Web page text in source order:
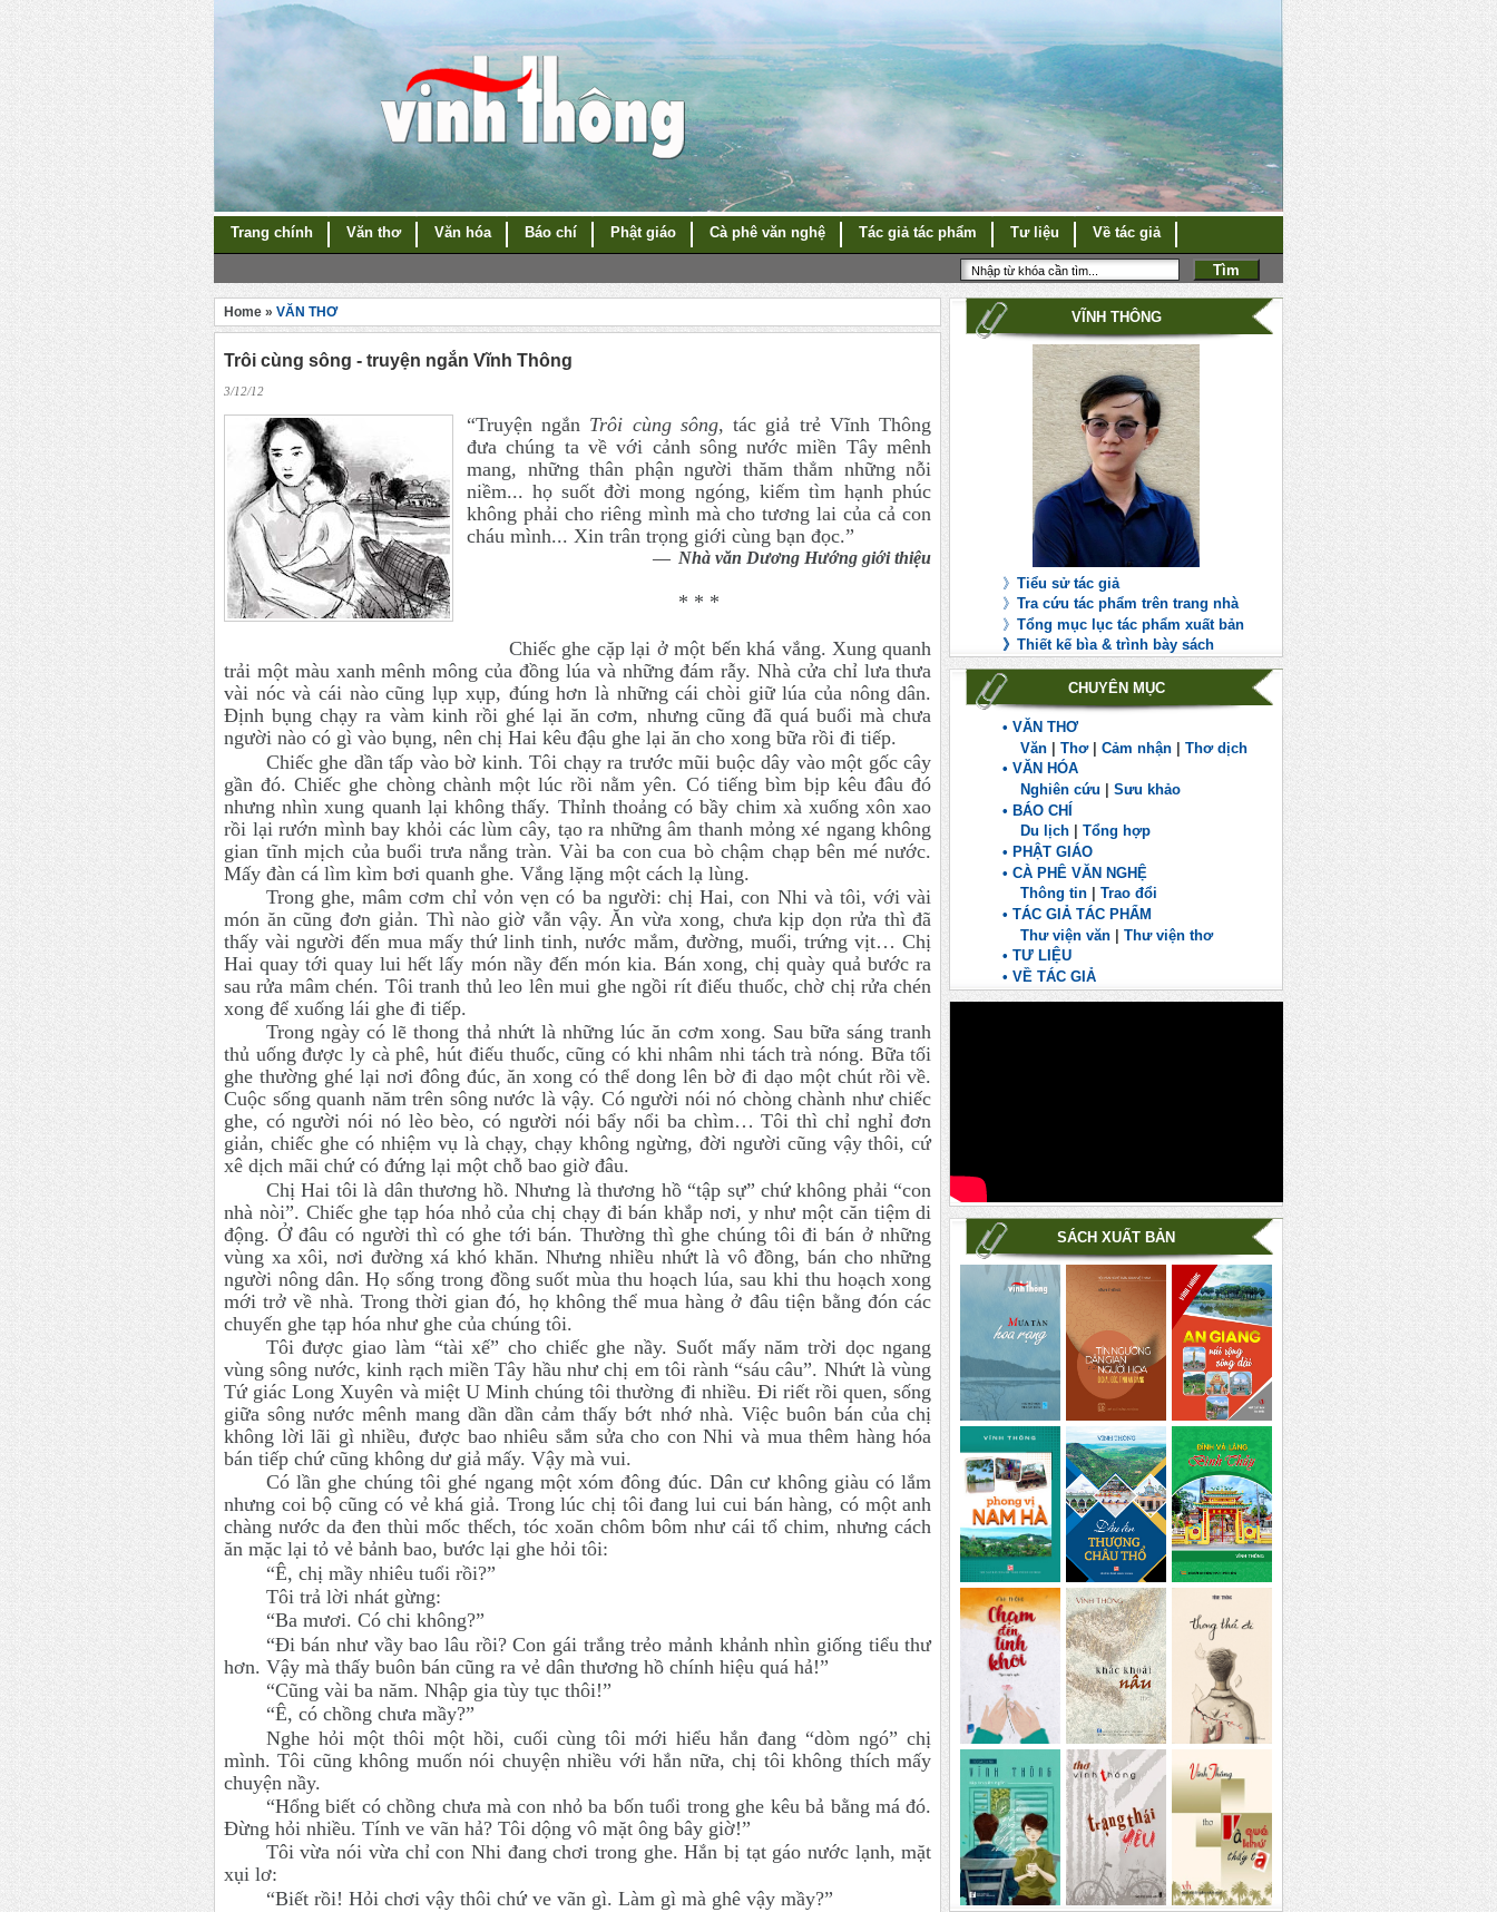
Trang chính Văn thơ Văn hóa Báo chí Phật giáo Cà phê văn nghệ Tác giả tác phẩm Tư liệu Về tác giả
VĨNH THÔNG
》Tiểu sử tác giả
》Tra cứu tác phẩm trên trang nhà
》Tổng mục lục tác phẩm xuất bản
》Thiết kế bìa & trình bày sách
CHUYÊN MỤC
• VĂN THƠ
Văn |Thơ|Cảm nhận |Thơ dịch
• VĂN HÓA
Nghiên cứu |Sưu khảo
• BÁO CHÍ
Du lịch |Tổng hợp
• PHẬT GIÁO
• CÀ PHÊ VĂN NGHỆ
Thông tin |Trao đổi
• TÁC GIẢ TÁC PHẨM
Thư viện văn |Thư viện thơ
• TƯ LIỆU
• VỀ TÁC GIẢ
SÁCH XUẤT BẢN
Home » VĂN THƠ
Trôi cùng sông - truyện ngắn Vĩnh Thông
3/12/12
“Truyện ngắn Trôi cùng sông, tác giả trẻ Vĩnh Thông
đưa chúng ta về với cảnh sông nước miền Tây mênh
mang, những thân phận người thăm thẳm những nỗi
niềm... họ suốt đời mong ngóng, kiếm tìm hạnh phúc
không phải cho riêng mình mà cho tương lai của cả con
cháu mình... Xin trân trọng giới cùng bạn đọc.”
— Nhà văn Dương Hướng giới thiệu
* * *
Chiếc ghe cặp lại ở một bến khá vắng. Xung quanh
trải một màu xanh mênh mông của đồng lúa và những đám rẫy. Nhà cửa chỉ lưa thưa
vài nóc và cái nào cũng lụp xụp, đúng hơn là những cái chòi giữ lúa của nông dân.
Định bụng chạy ra vàm kinh rồi ghé lại ăn cơm, nhưng cũng đã quá buổi mà chưa
người nào có gì vào bụng, nên chị Hai kêu đậu ghe lại ăn cho xong bữa rồi đi tiếp.
Chiếc ghe dần tấp vào bờ kinh. Tôi chạy ra trước mũi buộc dây vào một gốc cây
gần đó. Chiếc ghe chòng chành một lúc rồi nằm yên. Có tiếng bìm bịp kêu đâu đó
nhưng nhìn xung quanh lại không thấy. Thỉnh thoảng có bầy chim xà xuống xôn xao
rồi lại rướn mình bay khỏi các lùm cây, tạo ra những âm thanh mỏng xé ngang không
gian tĩnh mịch của buổi trưa nắng tràn. Vài ba con cua bò chậm chạp bên mé nước.
Mấy đàn cá lìm kìm bơi quanh ghe. Vắng lặng một cách lạ lùng.
Trong ghe, mâm cơm chỉ vỏn vẹn có ba người: chị Hai, con Nhi và tôi, với vài
món ăn cũng đơn giản. Thì nào giờ vẫn vậy. Ăn vừa xong, chưa kịp dọn rửa thì đã
thấy vài người đến mua mấy thứ linh tinh, nước mắm, đường, muối, trứng vịt… Chị
Hai quay tới quay lui hết lấy món nầy đến món kia. Bán xong, chị quày quả bước ra
sau rửa mâm chén. Tôi tranh thủ leo lên mui ghe ngồi rít điếu thuốc, chờ chị rửa chén
xong để xuống lái ghe đi tiếp.
Trong ngày có lẽ thong thả nhứt là những lúc ăn cơm xong. Sau bữa sáng tranh
thủ uống được ly cà phê, hút điếu thuốc, cũng có khi nhâm nhi tách trà nóng. Bữa tối
ghe thường ghé lại nơi đông đúc, ăn xong có thể dong lên bờ đi dạo một chút rồi về.
Cuộc sống quanh năm trên sông nước là vậy. Có người nói nó chòng chành như chiếc
ghe, có người nói nó lèo bèo, có người nói bẩy nổi ba chìm… Tôi thì chỉ nghỉ đơn
giản, chiếc ghe có nhiệm vụ là chạy, chạy không ngừng, đời người cũng vậy thôi, cứ
xê dịch mãi chứ có đứng lại một chỗ bao giờ đâu.
Chị Hai tôi là dân thương hồ. Nhưng là thương hồ “tập sự” chứ không phải “con
nhà nòi”. Chiếc ghe tạp hóa nhỏ của chị chạy đi bán khắp nơi, y như một căn tiệm di
động. Ở đâu có người thì có ghe tới bán. Thường thì ghe chúng tôi đi bán ở những
vùng xa xôi, nơi đường xá khó khăn. Nhưng nhiều nhứt là vô đồng, bán cho những
người nông dân. Họ sống trong đồng suốt mùa thu hoạch lúa, sau khi thu hoạch xong
mới trở về nhà. Trong thời gian đó, họ không thể mua hàng ở đâu tiện bằng đón các
chuyến ghe tạp hóa như ghe của chúng tôi.
Tôi được giao làm “tài xế” cho chiếc ghe nầy. Suốt mấy năm trời dọc ngang
vùng sông nước, kinh rạch miền Tây hầu như chị em tôi rành “sáu câu”. Nhứt là vùng
Tứ giác Long Xuyên và miệt U Minh chúng tôi thường đi nhiều. Đi riết rồi quen, sống
giữa sông nước mênh mang dần dần cảm thấy bớt nhớ nhà. Việc buôn bán của chị
không lời lãi gì nhiều, được bao nhiêu sắm sửa cho con Nhi và mua thêm hàng hóa
bán tiếp chứ cũng không dư giả mấy. Vậy mà vui.
Có lần ghe chúng tôi ghé ngang một xóm đông đúc. Dân cư không giàu có lắm
nhưng coi bộ cũng có vẻ khá giả. Trong lúc chị tôi đang lui cui bán hàng, có một anh
chàng nước da đen thùi mốc thếch, tóc xoăn chôm bôm như cái tổ chim, nhưng cách
ăn mặc lại tỏ vẻ bảnh bao, bước lại ghe hỏi tôi:
“Ê, chị mầy nhiêu tuổi rồi?”
Tôi trả lời nhát gừng:
“Ba mươi. Có chi không?”
“Đi bán như vầy bao lâu rồi? Con gái trắng trẻo mảnh khảnh nhìn giống tiểu thư
hơn. Vậy mà thấy buôn bán cũng ra vẻ dân thương hồ chính hiệu quá hả!”
“Cũng vài ba năm. Nhập gia tùy tục thôi!”
“Ê, có chồng chưa mầy?”
Nghe hỏi một thôi một hồi, cuối cùng tôi mới hiểu hắn đang “dòm ngó” chị
mình. Tôi cũng không muốn nói chuyện nhiều với hắn nữa, chị tôi không thích mấy
chuyện nầy.
“Hổng biết có chồng chưa mà con nhỏ ba bốn tuổi trong ghe kêu bả bằng má đó.
Đừng hỏi nhiều. Tính ve vãn hả? Tôi dộng vô mặt ông bây giờ!”
Tôi vừa nói vừa chỉ con Nhi đang chơi trong ghe. Hắn bị tạt gáo nước lạnh, mặt
xụi lơ:
“Biết rồi! Hỏi chơi vậy thôi chứ ve vãn gì. Làm gì mà ghê vậy mầy?”